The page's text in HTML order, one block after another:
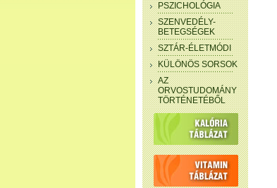
PSZICHOLÓGIA
SZENVEDÉLY-
BETEGSÉGEK
SZTÁR-ÉLETMÓDI
KÜLÖNÖS SORSOK
AZ
ORVOSTUDOMÁNY
TÖRTÉNETÉBŐL